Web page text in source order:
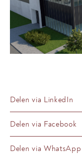
Delen via Facebook
Delen via LinkedIn
Delen via WhatsApp